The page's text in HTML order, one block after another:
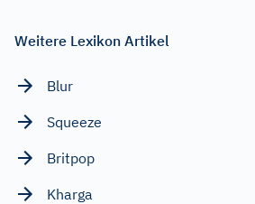
Weitere Lexikon Artikel
Blur
Squeeze
Britpop
Kharga